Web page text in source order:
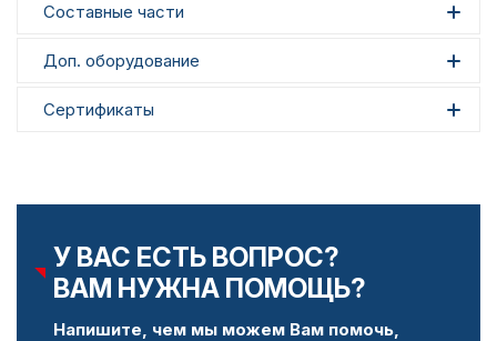
Составные части
Доп. оборудование
Сертификаты
У ВАС ЕСТЬ ВОПРОС?
ВАМ НУЖНА ПОМОЩЬ?
Напишите, чем мы можем Вам помочь,